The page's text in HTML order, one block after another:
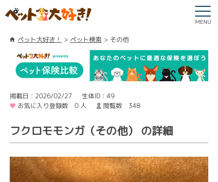
MENU
ペット大好き！ ペット検索 その他
掲載日：2026/02/27
生体ID：49
お気に入り登録数 0 人
閲覧数 348
フクロモモンガ（その他） の詳細